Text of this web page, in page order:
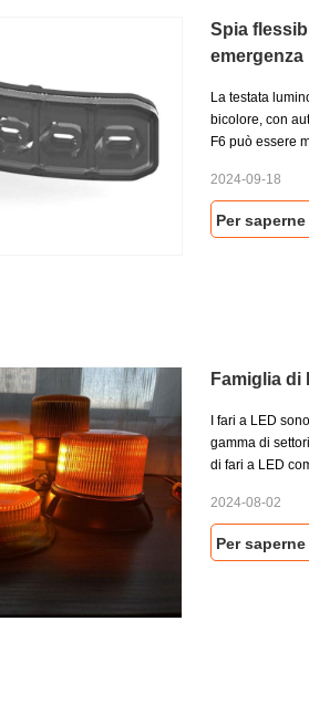
Spia
emergenza
La testata
bicolore, con
F6 può essere
pannelli laterali
posteriore del
gru - per
2024-09-18
Per
Famiglia di
I fari a LED
gamma di
di fari a LED
Normalmente, il
design
superficie su cui
2024-08-02
Per